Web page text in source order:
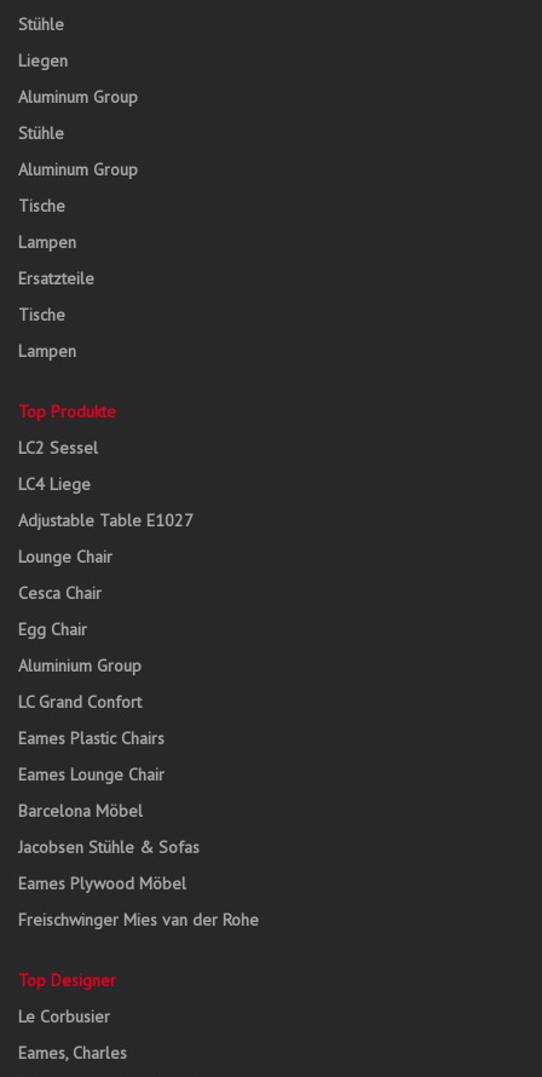
Stühle
Liegen
Aluminum Group
Stühle
Aluminum Group
Tische
Lampen
Ersatzteile
Tische
Lampen
Top Produkte
LC2 Sessel
LC4 Liege
Adjustable Table E1027
Lounge Chair
Cesca Chair
Egg Chair
Aluminium Group
LC Grand Confort
Eames Plastic Chairs
Eames Lounge Chair
Barcelona Möbel
Jacobsen Stühle & Sofas
Eames Plywood Möbel
Freischwinger Mies van der Rohe
Top Designer
Le Corbusier
Eames, Charles